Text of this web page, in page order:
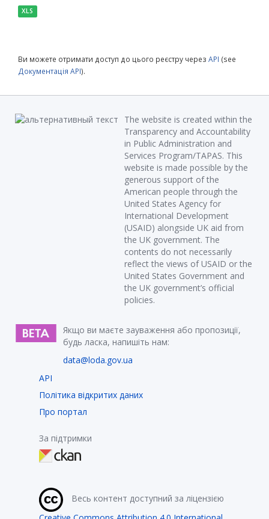
XLS
Ви можете отримати доступ до цього реєстру через API (see
Документація API).
The website is created within the
Transparency and Accountability
in Public Administration and
Services Program/TAPAS. This
website is made possible by the
generous support of the
American people through the
United States Agency for
International Development
(USAID) alongside UK aid from
the UK government. The
contents do not necessarily
reflect the views of USAID or the
United States Government and
the UK government’s official
policies.
Якщо ви маєте зауваження або пропозиції,
будь ласка, напишіть нам:
data@loda.gov.ua
API
Політика відкритих даних
Про портал
За підтримки
Весь контент доступний за ліцензією